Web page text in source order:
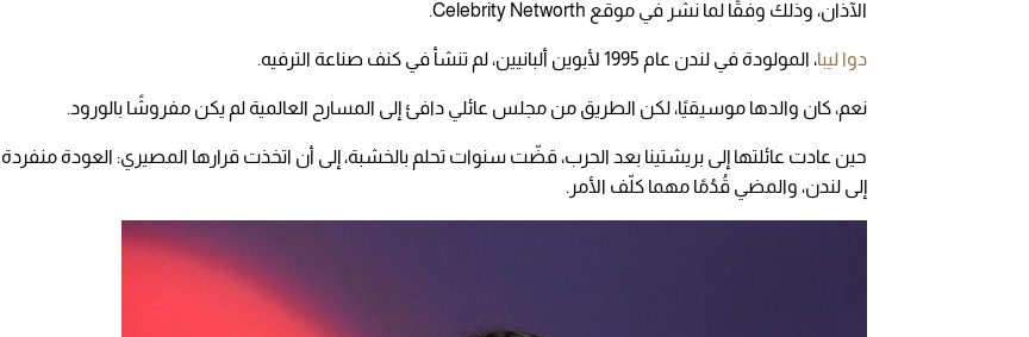
الآذان، وذلك وفقًا لما نشر في موقع Celebrity Networth.
دوا ليبا، المولودة في لندن عام 1995 لأبوين ألبانيين، لم تنشأ في كنف صناعة الترفيه.
نعم، كان والدها موسيقيًا، لكن الطريق من مجلس عائلي دافئ إلى المسارح العالمية لم يكن مفروشًا بالورود.
حين عادت عائلتها إلى بريشتينا بعد الحرب، قضّت سنوات تحلم بالخشبة، إلى أن اتخذت قرارها المصيري: العودة منفردة
إلى لندن، والمضي قُدُمًا مهما كلّف الأمر.